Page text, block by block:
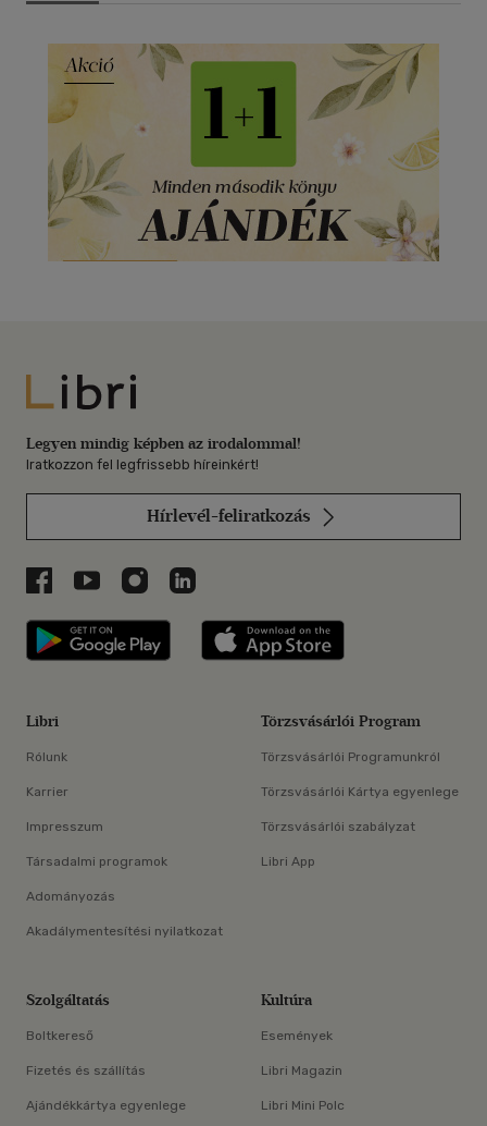
Libri
Legyen mindig képben az irodalommal!
Iratkozzon fel legfrissebb híreinkért!
Hírlevél-feliratkozás
Libri a Facebookon
Libri a Youtube-on
Libri az Instagramon
Libri a LinkedInen
Libri applikáció Szerezd meg: Google
Libri
Rólunk
Karrier
Impresszum
Társadalmi programok
Adományozás
Akadálymentesítési nyilatkozat
Törzsvásárlói Program
Törzsvásárlói Programunkról
Törzsvásárlói Kártya egyenlege
Törzsvásárlói szabályzat
Libri App
Szolgáltatás
Boltkereső
Fizetés és szállítás
Ajándékkártya egyenlege
Kultúra
Események
Libri Magazin
Libri Mini Polc